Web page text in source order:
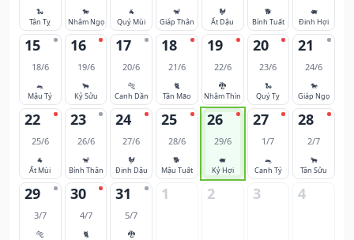
🐍
Tân Tỵ
🐎
Nhâm Ngọ
🐐
Quý Mùi
🐒
Giáp Thân
🐓
Ất Dậu
🐕
Bính Tuất
🐖
Đinh Hợi
15
18/6
🐀
Mậu Tý
16
19/6
🐂
Kỷ Sửu
17
20/6
🐅
Canh Dần
18
21/6
🐈
Tân Mão
19
22/6
🐉
Nhâm Thìn
20
23/6
🐍
Quý Tỵ
21
24/6
🐎
Giáp Ngọ
22
25/6
🐐
Ất Mùi
23
26/6
🐒
Bính Thân
24
27/6
🐓
Đinh Dậu
25
28/6
🐕
Mậu Tuất
26
29/6
🐖
Kỷ Hợi
27
1/7
🐀
Canh Tý
28
2/7
🐂
Tân Sửu
29
3/7
🐅
30
4/7
🐈
31
5/7
🐉
1 2 3 4